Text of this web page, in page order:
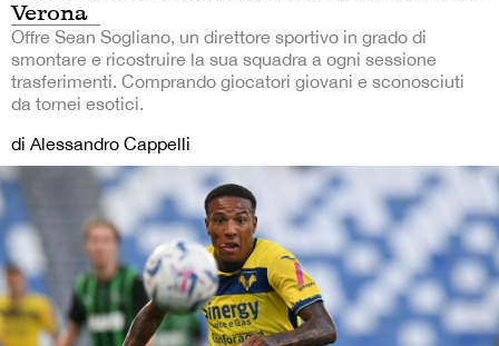
Verona
Offre Sean Sogliano, un direttore sportivo in grado di
smontare e ricostruire la sua squadra a ogni sessione
trasferimenti. Comprando giocatori giovani e sconosciuti
da tornei esotici.
di Alessandro Cappelli